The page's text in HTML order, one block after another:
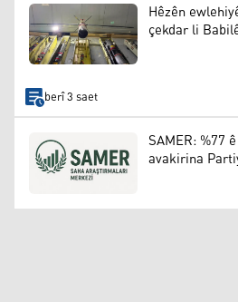
Hêzên
çekdar li
berî 3 saet
SAMER: %77
avakirina